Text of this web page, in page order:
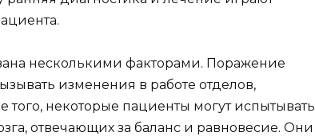
несколькими факторами. Поражение
изменения в работе отделов,
некоторые пациенты могут испытывать
отвечающих за баланс и равновесие. Они